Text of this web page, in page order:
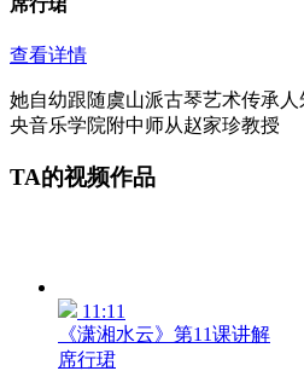
席行珺
查看详情
她自幼跟随虞山派古琴艺术传承
央音乐学院附中师从赵家珍教授
TA的视频作品
11:11
《潇湘水云》第11课讲解
席行珺